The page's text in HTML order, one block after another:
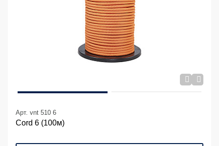
Арт. vnt 510 6
Cord 6 (100м)